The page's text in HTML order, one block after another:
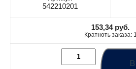
542210201
153,34 руб.
Кратноть заказа: 1
В